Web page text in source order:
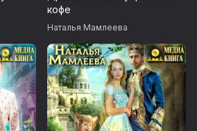
кофе
Наталья Мамлеева